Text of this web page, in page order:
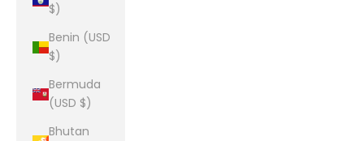
$)
Benin (USD
$)
Bermuda
(USD $)
Bhutan